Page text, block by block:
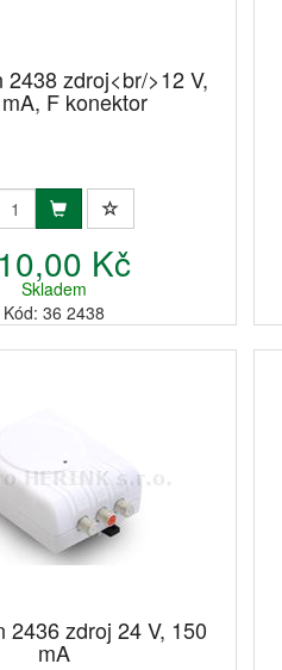
2438 zdroj<br/>12 V,
F konektor
Kč
Skladem
Kód: 36 2438
2436 zdroj 24 V, 150
mA